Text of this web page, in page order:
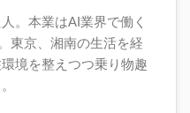
。本業はAI業界で働く
東京、湘南の生活を経
境を整えつつ乗り物趣